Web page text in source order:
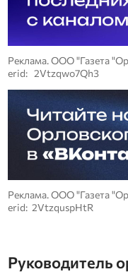
Реклама. ООО "Газета
erid: 2Vtzqwo7Qh3
Реклама. ООО "Газета
erid: 2VtzquspHtR
Руководитель